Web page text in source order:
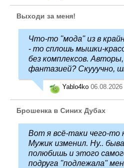
Выходи за меня!
Что-то "мода" из в
- то сплошь мышки-
без комплексов.
фантазией? Скууучно,
Yablo4ko 06.08.2026
Брошенка в Синих Дубах
Вот я всё-таки чего-то
Мужик изменил. Ну..
полюбишь и этого
подруга "подлежала"